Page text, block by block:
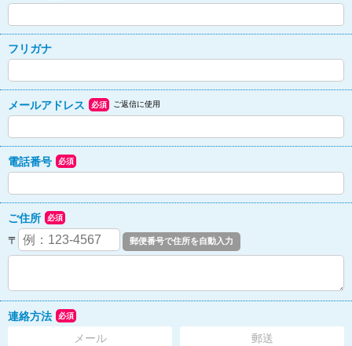
フリガナ
メールアドレス 必須 ご返信に使用
電話番号 必須
ご住所 必須
〒
連絡方法 必須
メール 郵送